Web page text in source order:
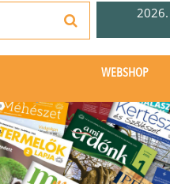
WEBSHOP